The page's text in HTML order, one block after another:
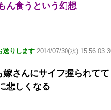
ん食うという幻想
送りします 2014/07/30(水)
さんにサイフ握られて
悲しくなる